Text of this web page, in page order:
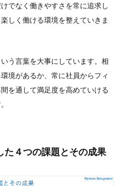
でなく働きやすさを常に追求し
しく働ける環境を整えていきま
う言葉を大事にしています。相
境があるか、常に社員からフィ
を通して満足度を高めていける
４つの課題とその成果